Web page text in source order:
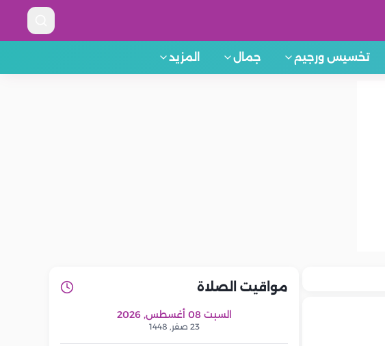
تخسيس ورجيم جمال المزيد
مواقيت الصلاة
السبت 08 أغسطس, 2026
23 صفر, 1448